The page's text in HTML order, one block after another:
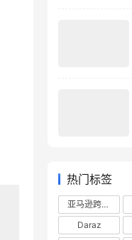
热门标签
亚马逊跨境电商
Daraz